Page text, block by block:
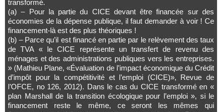
transformé.
(a) – Pour la partie du CICE devant être financée sur des
économies de la dépense publique, il faut demander à voir ! Ce
financement-là est des plus théoriques !
(b) – Parce qu’il est financé en partie par le relèvement des taux
de TVA « le CICE représente un transfert de revenu des
ménages et des administrations publiques vers les entreprises.
» (Mathieu Plane, «Évaluation de l’impact économique du Crédit
d’impôt pour la compétitivité et l’emploi (CICE)», Revue de
l’OFCE, no 126, ‎2012). Dans le cas du CICE transformé en «
plan Marshall de la transition écologique pour l’emploi », si le
financement reste le même, ce seront les mêmes qui